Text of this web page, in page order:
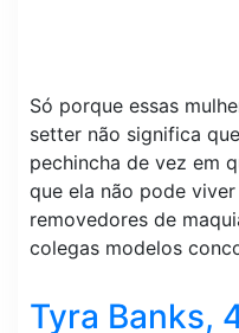
Só porque essas
setter não significa
pechincha de vez em
que ela não pode
removedores de
colegas modelos
Tyra Banks,